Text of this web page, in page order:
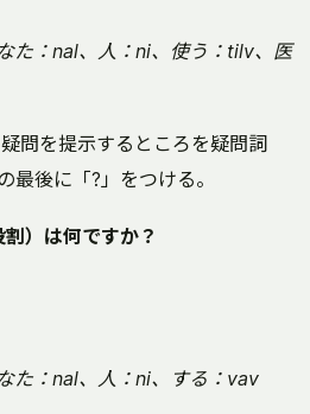
た：nal、人：ni、使う：tilv、医
問を提示するところを疑問詞
最後に「?」をつける。
）は何ですか？
た：nal、人：ni、する：vav